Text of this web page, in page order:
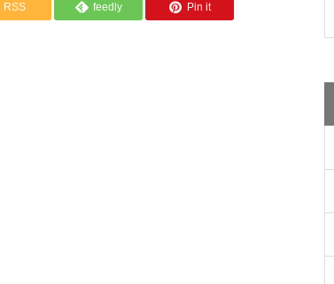
RSS feedly Pin it